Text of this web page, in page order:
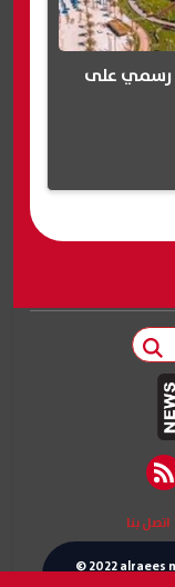
تعليق رسمي على
rss feed
اتصل بنا
© 2022 alraees